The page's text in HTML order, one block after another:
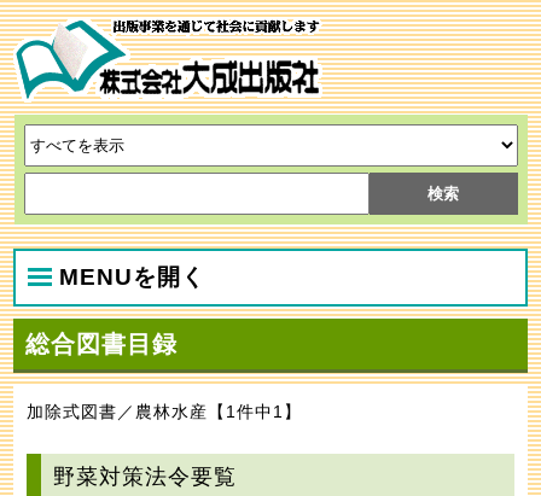
MENUを開く
総合図書目録
加除式図書／農林水産【1件中1】
野菜対策法令要覧